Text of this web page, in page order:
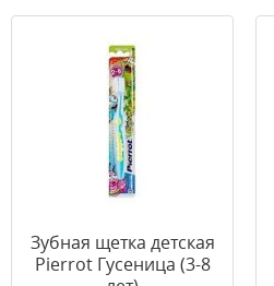
Зубная щетка детская
Pierrot Гусеница (3-8